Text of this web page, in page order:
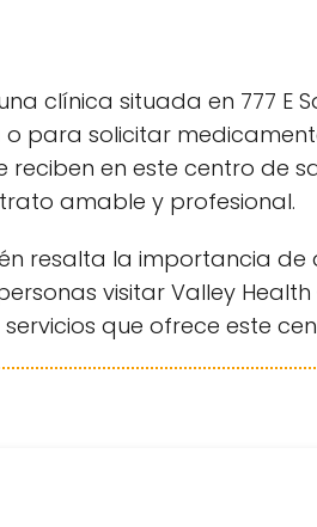
clínica situada en 777 E
para solicitar
en este centro de
amable y profesional.
resalta la importancia
visitar Valley
que ofrece este